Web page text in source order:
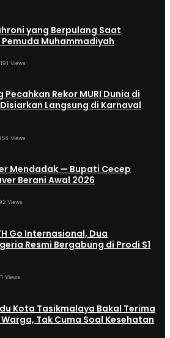
yang Berpulang Saat
Pemuda Muhammadiyah
Views
Rekor MURI Dunia di
Langsung di Karnaval
Views
Mendadak — Bupati Cecep
Berani Awal 2026
Views
Go Internasional, Dua
Resmi Bergabung di Prodi S1
Views
Kota Tasikmalaya Bakal Terima
Tak Cuma Soal Kesehatan